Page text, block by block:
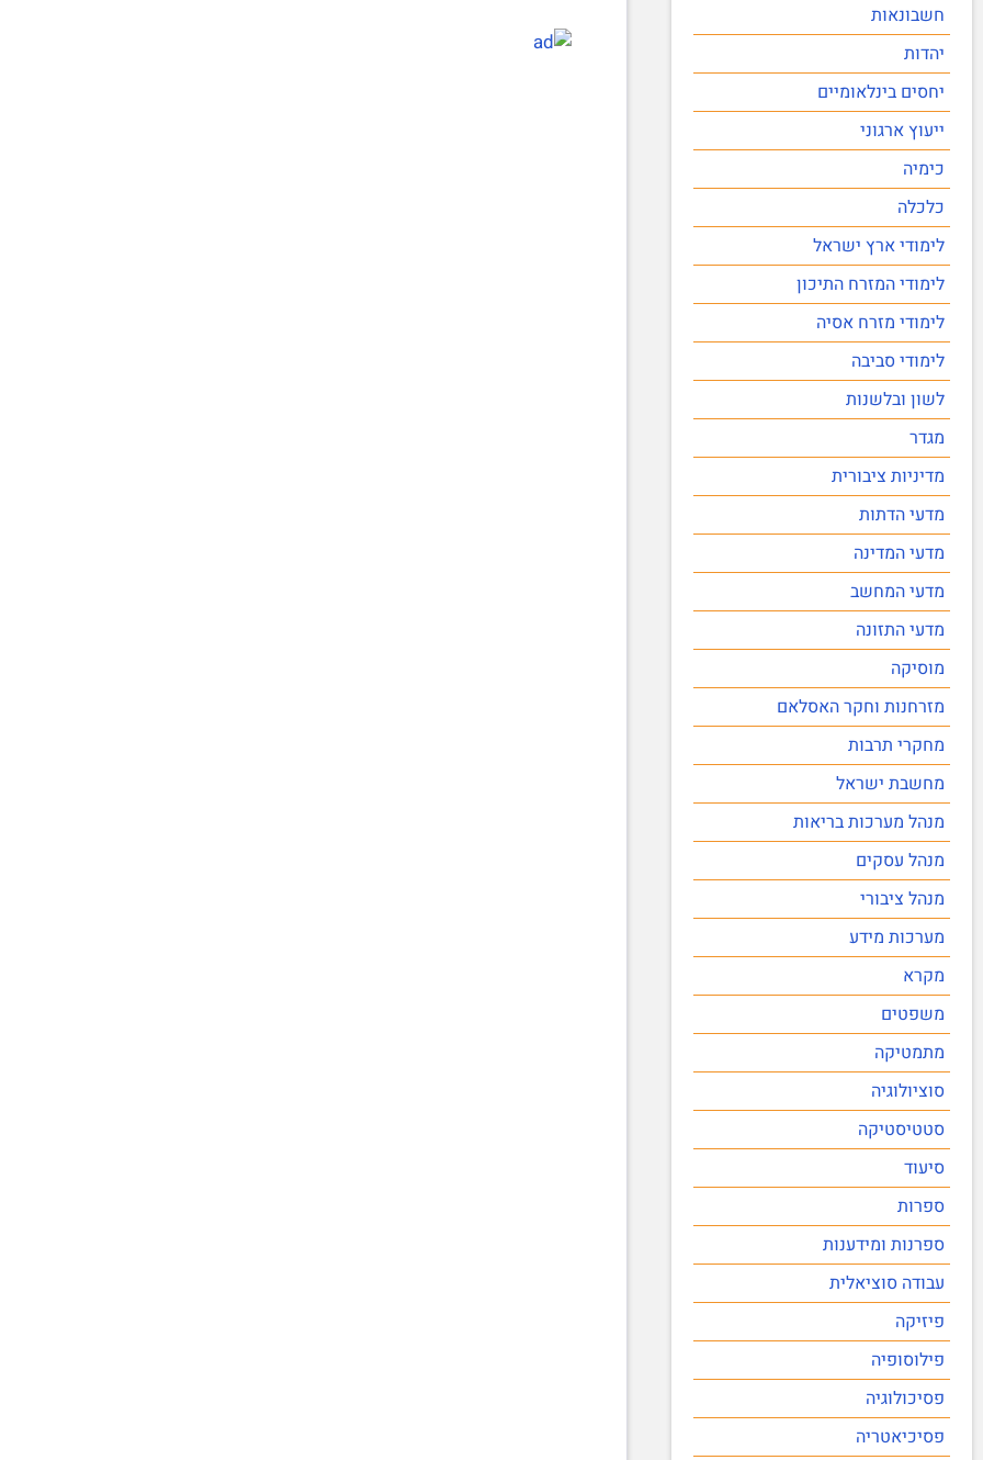
חשבונאות
יהדות
יחסים בינלאומיים
ייעוץ ארגוני
כימיה
כלכלה
לימודי ארץ ישראל
לימודי המזרח התיכון
לימודי מזרח אסיה
לימודי סביבה
לשון ובלשנות
מגדר
מדיניות ציבורית
מדעי הדתות
מדעי המדינה
מדעי המחשב
מדעי התזונה
מוסיקה
מזרחנות וחקר האסלאם
מחקרי תרבות
מחשבת ישראל
מנהל מערכות בריאות
מנהל עסקים
מנהל ציבורי
מערכות מידע
מקרא
משפטים
מתמטיקה
סוציולוגיה
סטטיסטיקה
סיעוד
ספרות
ספרנות ומידענות
עבודה סוציאלית
פיזיקה
פילוסופיה
פסיכולוגיה
פסיכיאטריה